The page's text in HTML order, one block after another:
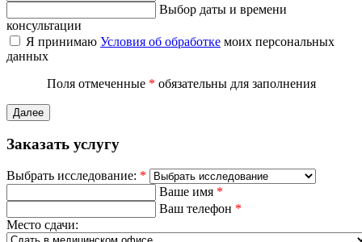
Выбор даты и времени
консультации
Я принимаю Условия об обработке моих персональных
данных
Поля отмеченные * обязательны для заполнения
Далее
Заказать услугу
Выбрать исследование: *
Ваше имя *
Ваш телефон *
Место сдачи: